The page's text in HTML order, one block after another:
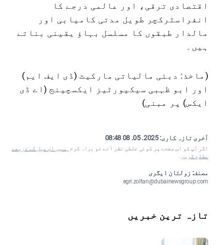
اقتصادی ترقی، اور عالمی درجے کا
انفراسٹرکچر طویل مدتی کامیابی اور
مالدار طبقوں کا مسلسل بہاؤ یقینی بناتے
ہیں۔
(ماخذ: دبئی مالیاتی مارکیٹ (ڈی ایف ایم)
اور ابو ظہبی سیکیورٹیز ایکسچینج (اے ڈی
ایکس) پر مبنی)
آخری تازہ کاری:2025. 05. 08 08:48
اگر آپ کو اس صفحے پر کوئی غلطی نظر آئے تو براہ کرم ہمیں ای میل کے ذریعے
مطلع کریں ۔
مصنف: زولتان ایگری
egri.zoltan@dubainewsgroup.com
تازہ ترین خبریں